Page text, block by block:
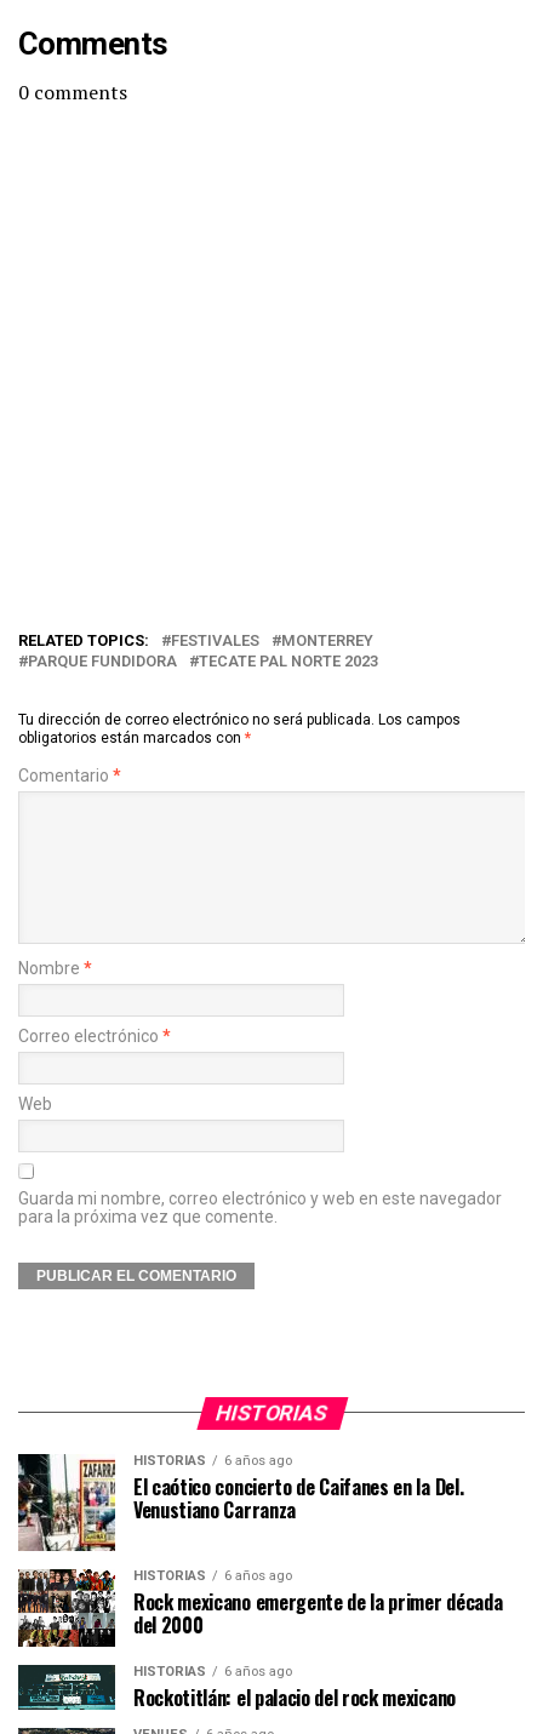
Comments
0 comments
RELATED TOPICS: FESTIVALES
MONTERREY
PARQUE FUNDIDORA
TECATE PAL NORTE 2023
Tu dirección de correo electrónico no será publicada. Los campos
obligatorios están marcados con *
Comentario *
Nombre *
Correo electrónico *
Web
Guarda mi nombre, correo electrónico y web en este navegador
para la próxima vez que comente.
HISTORIAS
HISTORIAS 6 años ago
El caótico concierto de Caifanes en la Del.
Venustiano Carranza
HISTORIAS 6 años ago
Rock mexicano emergente de la primer década
del 2000
HISTORIAS 6 años ago
Rockotitlán: el palacio del rock mexicano